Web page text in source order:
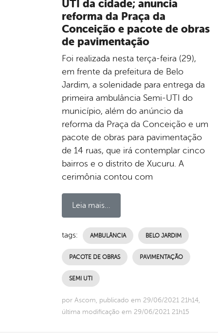
UTI da cidade; anuncia
reforma da Praça da
Conceição e pacote de obras
de pavimentação
Foi realizada nesta terça-feira (29),
em frente da prefeitura de Belo
Jardim, a solenidade para entrega da
primeira ambulância Semi-UTI do
município, além do anúncio da
reforma da Praça da Conceição e um
pacote de obras para pavimentação
de 14 ruas, que irá contemplar cinco
bairros e o distrito de Xucuru. A
cerimônia contou com
Leia mais...
tags: AMBULÂNCIA BELO JARDIM
PACOTE DE OBRAS PAVIMENTAÇÃO
SEMI UTI
por Ascom, publicado em 29/06/2021 21h14,
última modificação em 29/06/2021 21h15